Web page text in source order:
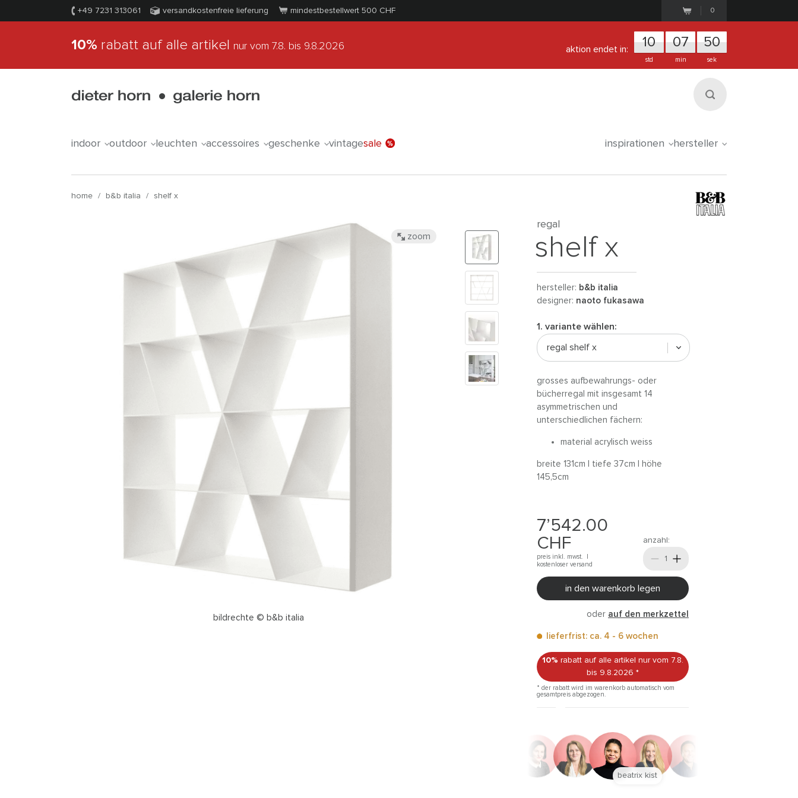
+49 7231 313061 versandkostenfreie lieferung mindestbestellwert 500 CHF 0
10% rabatt auf alle artikel nur vom 7.8. bis 9.8.2026 aktion endet in: 10
std
07
min
50
sek
indoor outdoor leuchten accessoires geschenke vintagesale inspirationen hersteller
home / b&b italia / shelf x
bildrechte © b&b italia
zoom
regal
shelf x
hersteller: b&b italia
designer: naoto fukasawa
1. variante wählen:
regal shelf x
grosses aufbewahrungs- oder
bücherregal mit insgesamt 14
asymmetrischen und
unterschiedlichen fächern:
material acrylisch weiss
breite 131cm | tiefe 37cm | höhe
145,5cm
7’542.00
CHF
preis inkl. mwst. |
kostenloser versand
anzahl:
in den warenkorb legen
oder auf den merkzettel
lieferfrist: ca. 4 - 6 wochen
10% rabatt auf alle artikel nur vom 7.8.
bis 9.8.2026 *
* der rabatt wird im warenkorb automatisch vom
gesamtpreis abgezogen.
anna trautz